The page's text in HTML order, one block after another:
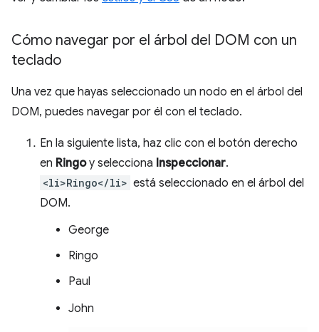
Cómo navegar por el árbol del DOM con un
teclado
Una vez que hayas seleccionado un nodo en el árbol del
DOM, puedes navegar por él con el teclado.
En la siguiente lista, haz clic con el botón derecho
en Ringoy selecciona Inspeccionar.
<li>Ringo</li> está seleccionado en el árbol del
DOM.
George
Ringo
Paul
John